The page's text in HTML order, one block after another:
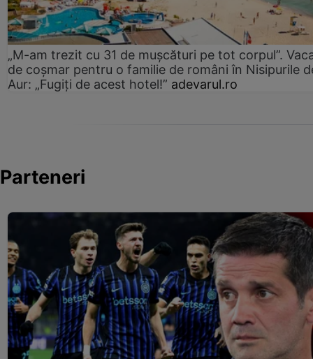
„M-am trezit cu 31 de mușcături pe tot corpul”.
de coșmar pentru o familie de români în Nisipurile
Aur: „Fugiți de acest hotel!” adevarul.ro
Parteneri